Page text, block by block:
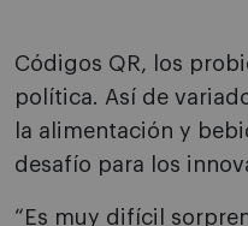
Códigos QR, los
política. Así de
la alimentación y
desafío para los
“Es muy difícil